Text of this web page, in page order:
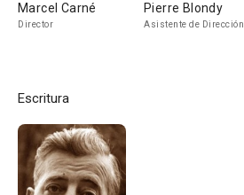
Marcel Carné
Director
Pierre Blondy
Asistente de Dirección
Escritura